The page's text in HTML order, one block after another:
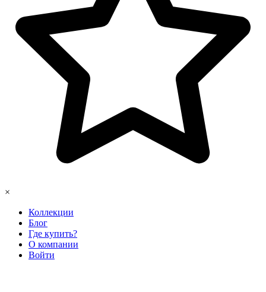
×
Коллекции
Блог
Где купить?
О компании
Войти